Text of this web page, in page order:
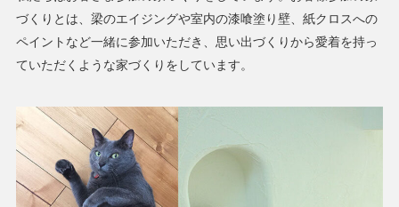
づくりとは、梁のエイジングや室内の漆喰塗り壁、紙クロスへの
ペイントなど一緒に参加いただき、思い出づくりから愛着を持っ
ていただくような家づくりをしています。